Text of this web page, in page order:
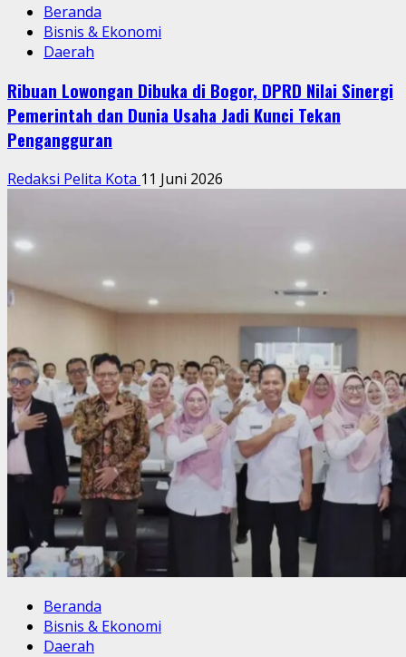
Beranda
Bisnis & Ekonomi
Daerah
Ribuan Lowongan Dibuka di Bogor, DPRD Nilai Sinergi
Pemerintah dan Dunia Usaha Jadi Kunci Tekan
Pengangguran
Redaksi Pelita Kota 11 Juni 2026
Beranda
Bisnis & Ekonomi
Daerah